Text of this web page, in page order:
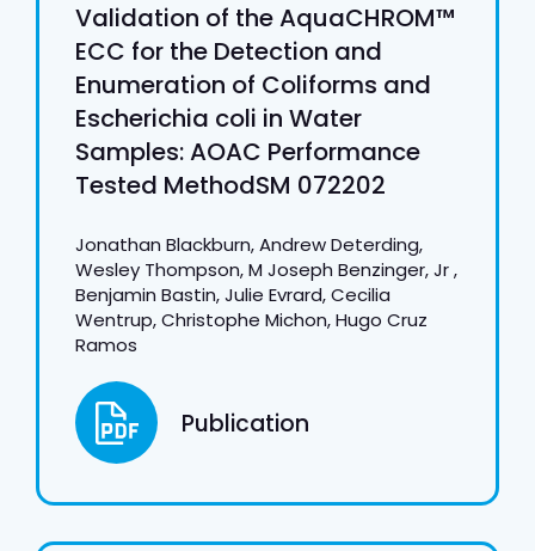
Validation of the AquaCHROM™
ECC for the Detection and
Enumeration of Coliforms and
Escherichia coli in Water
Samples: AOAC Performance
Tested MethodSM 072202
Jonathan Blackburn, Andrew Deterding,
Wesley Thompson, M Joseph Benzinger, Jr ,
Benjamin Bastin, Julie Evrard, Cecilia
Wentrup, Christophe Michon, Hugo Cruz
Ramos
Publication